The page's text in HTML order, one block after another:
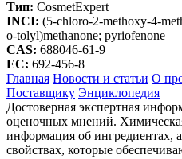
Тип: CosmetExpert
INCI: (5-chloro-2-methoxy-4-
o-tolyl)methanone; pyriofenone
CAS: 688046-61-9
EC: 692-456-8
Главная Новости и статьи О
Поставщику Энциклопедия
Достоверная экспертная
оценочных мнений.
информация об ингредиентах,
свойствах, которые